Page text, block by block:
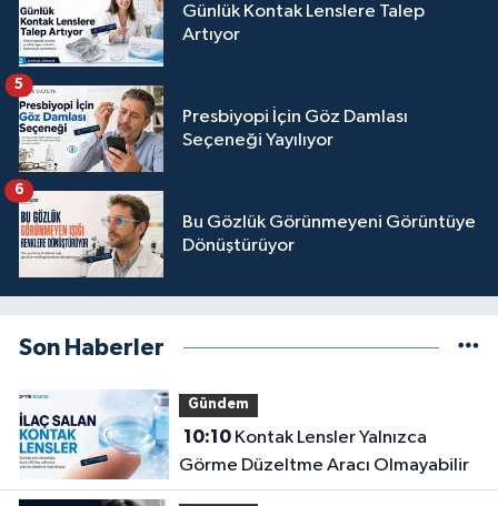
Günlük Kontak Lenslere Talep
Artıyor
Presbiyopi İçin Göz Damlası
Seçeneği Yayılıyor
5
Bu Gözlük Görünmeyeni Görüntüye
Dönüştürüyor
6
Son Haberler
Gündem
10:10Kontak Lensler Yalnızca
Görme Düzeltme Aracı Olmayabilir